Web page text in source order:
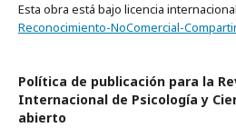
Esta obra está bajo licencia internacional
Reconocimiento-NoComercial-
Política de publicación para la
Internacional de Psicología y
abierto